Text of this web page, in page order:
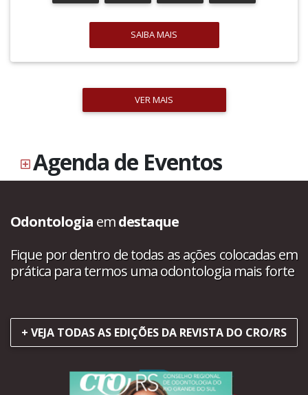
SAIBA MAIS
VER MAIS
Agenda de Eventos
Odontologia emdestaque
Fique por dentro de todas as ações colocadas em
prática para termos uma odontologia mais forte
+ VEJA TODAS AS EDIÇÕES DA REVISTA DO CRO/RS